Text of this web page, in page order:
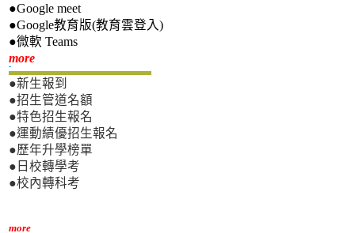
●Google meet
●Google教育版(教育雲登入)
●微軟 Teams
more新生專區
●新生報到
●招生管道名額
●特色招生報名
●運動績優招生報名
●歷年升學榜單
●日校轉學考
●校內轉科考
more